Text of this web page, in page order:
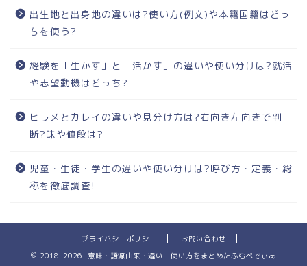
出生地と出身地の違いは?使い方(例文)や本籍国籍はどっ
ちを使う?
経験を「生かす」と「活かす」の違いや使い分けは?就活
や志望動機はどっち?
ヒラメとカレイの違いや見分け方は?右向き左向きで判
断?味や値段は?
児童・生徒・学生の違いや使い分けは?呼び方・定義・総
称を徹底調査!
プライバシーポリシー
お問い合わせ
2018–2026 意味・語源由来・違い・使い方をまとめたふむぺでぃあ